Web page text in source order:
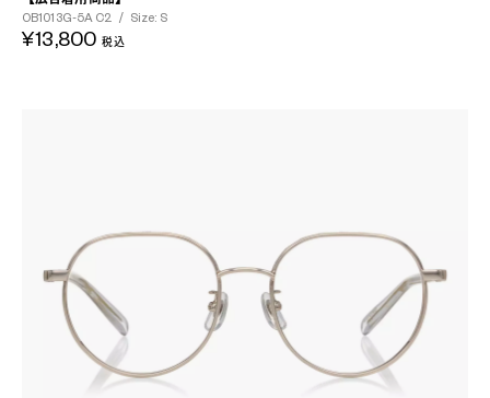
OB1013G-5A C2 / Size: S
¥13,800 税込